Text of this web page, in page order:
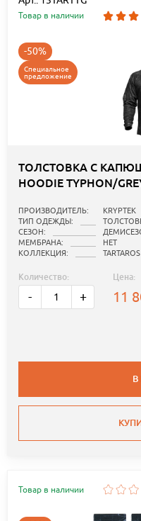
Товар в наличии
-50%
Специальное
предложение
ТОЛСТОВКА С
HOODIE TYPHON/
ПРОИЗВОДИТЕЛЬ:
KRYPTEK
ТИП ОДЕЖДЫ:
СЕЗОН:
МЕМБРАНА:
НЕТ
КОЛЛЕКЦИЯ:
TARTAROS
Количество:
- +
Цена:
11
Товар в наличии